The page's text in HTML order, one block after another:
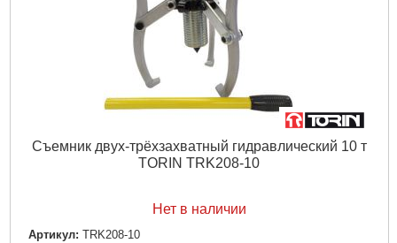
Съемник двух-трёхзахватный гидравлический 10 т
TORIN TRK208-10
Нет в наличии
Артикул: TRK208-10